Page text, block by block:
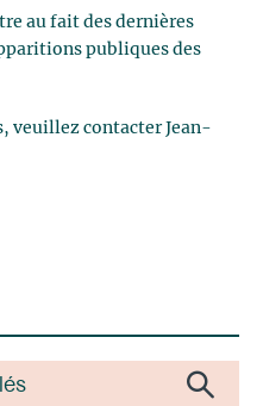
au fait des dernières
publiques des
veuillez contacter Jean-